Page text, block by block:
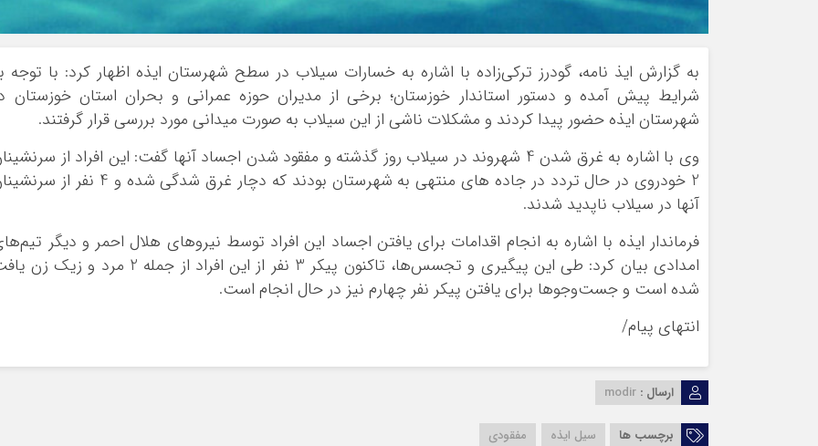
به گزارش ایذ نامه، گودرز ترکی‌زاده با اشاره به خسارات سیلاب در سطح شهرستان ایذه اظهار کرد: با توجه
شرایط پیش آمده و دستور استاندار خوزستان؛ برخی از مدیران حوزه عمرانی و بحران استان خوزستان
شهرستان ایذه حضور پیدا کردند و مشکلات ناشی از این سیلاب به صورت میدانی مورد بررسی قرار گرفتند.
وی با اشاره به غرق شدن 4 شهروند در سیلاب روز گذشته و مفقود شدن اجساد آنها گفت: این افراد از
2 خودروی در حال تردد در جاده های منتهی به شهرستان بودند که دچار غرق شدگی شده و 4 نفر
آنها در سیلاب ناپدید شدند.
فرماندار ایذه با اشاره به انجام اقدامات برای یافتن اجساد این افراد توسط نیروهای هلال احمر و دیگر
امدادی بیان کرد: طی این پیگیری و تجسس‌ها، تاکنون پیکر 3 نفر از این افراد از جمله 2 مرد و
شده است و جست‌و‌جوها برای یافتن پیکر نفر چهارم نیز در حال انجام است.
انتهای پیام/
ارسال : modir
برچسب ها سیل ایذه مفقودی